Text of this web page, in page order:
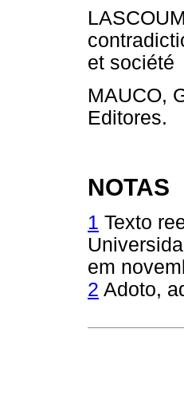
et
MAUCO,
NOTAS
1 Texto
em
2 Adoto,